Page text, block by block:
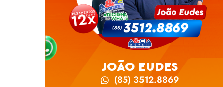
JOÃO EUDES
(85) 3512.8869